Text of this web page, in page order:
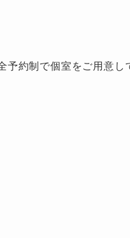
予約制で個室をご用意し